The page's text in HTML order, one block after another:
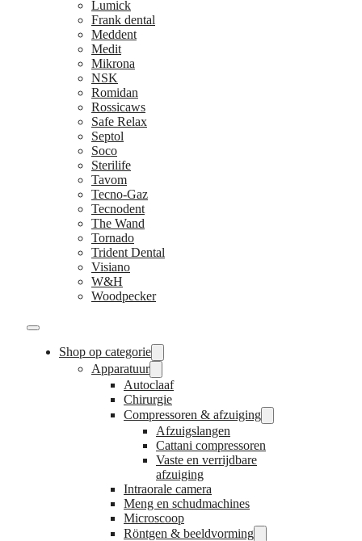
Lumick
Frank dental
Meddent
Medit
Mikrona
NSK
Romidan
Rossicaws
Safe Relax
Septol
Soco
Sterilife
Tavom
Tecno-Gaz
Tecnodent
The Wand
Tornado
Trident Dental
Visiano
W&H
Woodpecker
Shop op categorie
Apparatuur
Autoclaaf
Chirurgie
Compressoren & afzuiging
Afzuigslangen
Cattani compressoren
Vaste en verrijdbare
afzuiging
Intraorale camera
Meng en schudmachines
Microscoop
Röntgen & beeldvorming